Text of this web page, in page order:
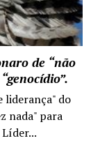
de “não
do
nada" para